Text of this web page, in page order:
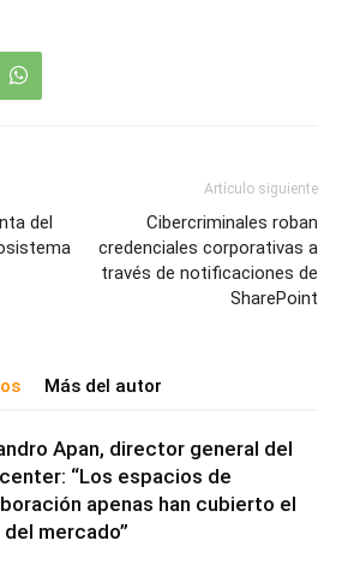
del
Artículo siguiente
Cibercriminales roban
credenciales corporativas a
través de notificaciones de
SharePoint
Más del autor
Apan, director general del
“Los espacios de
apenas han cubierto el
del mercado”